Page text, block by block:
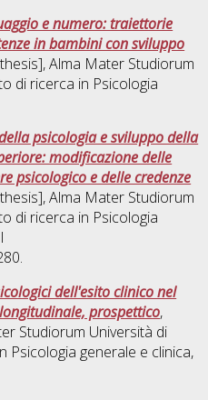
e numero: traiettorie
in bambini con sviluppo
Alma Mater Studiorum
di ricerca in Psicologia
psicologia e sviluppo della
modificazione delle
psicologico e delle credenze
Alma Mater Studiorum
di ricerca in Psicologia
dell'esito clinico nel
prospettico,
Studiorum Università di
Psicologia generale e clinica,